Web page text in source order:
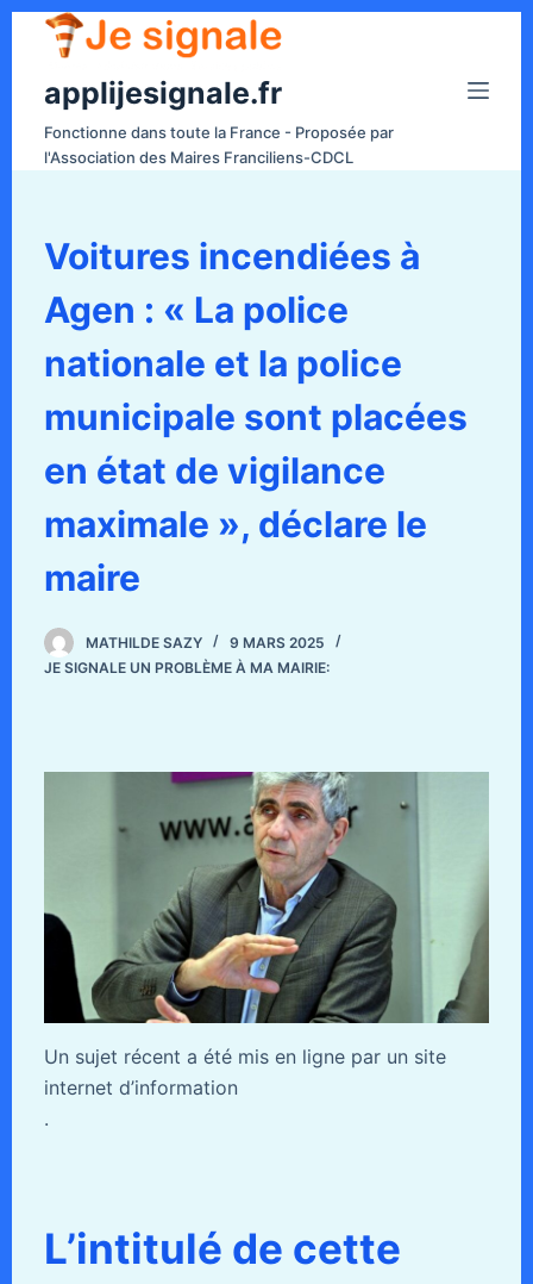
applijesignale.fr
Fonctionne dans toute la France - Proposée par
l'Association des Maires Franciliens-CDCL
Voitures incendiées à
Agen : « La police
nationale et la police
municipale sont placées
en état de vigilance
maximale », déclare le
maire
MATHILDE SAZY
9 MARS 2025
JE SIGNALE UN PROBLÈME À MA MAIRIE:
Un sujet récent a été mis en ligne par un site
internet d’information
.
L’intitulé de cette